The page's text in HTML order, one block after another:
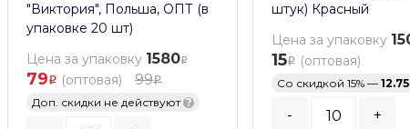
"Виктория", Польша, ОПТ (в
упаковке 20 шт)
Цена за упаковку 1580
79 (оптовая) 99
Доп. скидки не действуют ?
штук) Красный
Цена за упаковку
15 (оптовая)
Со скидкой 15% — 12.75
- +